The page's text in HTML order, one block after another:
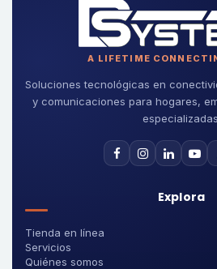
A LIFETIME
Soluciones tecnológicas en
y comunicaciones para hogares,
Explora
Tienda en línea
Servicios
Quiénes somos